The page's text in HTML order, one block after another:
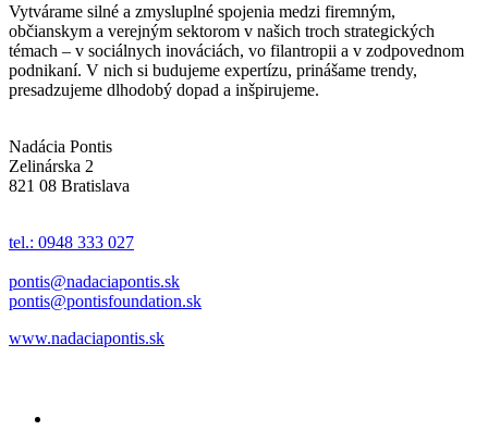
Vytvárame silné a zmysluplné spojenia medzi firemným,
občianskym a verejným sektorom v našich troch strategických
témach – v sociálnych inováciách, vo filantropii a v zodpovednom
podnikaní. V nich si budujeme expertízu, prinášame trendy,
presadzujeme dlhodobý dopad a inšpirujeme.
Nadácia Pontis
Zelinárska 2
821 08 Bratislava
tel.: 0948 333 027
pontis@nadaciapontis.sk
pontis@pontisfoundation.sk
www.nadaciapontis.sk